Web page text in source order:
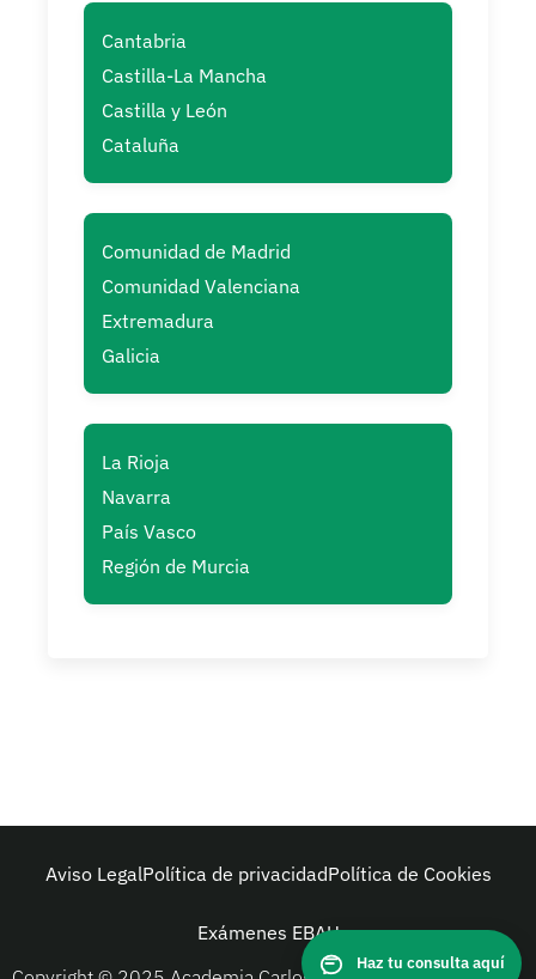
Cantabria
Castilla-La Mancha
Castilla y León
Cataluña
Comunidad de Madrid
Comunidad Valenciana
Extremadura
Galicia
La Rioja
Navarra
País Vasco
Región de Murcia
Aviso LegalPolítica de privacidadPolítica de Cookies
Exámenes EBAU
Haz tu consulta aquí